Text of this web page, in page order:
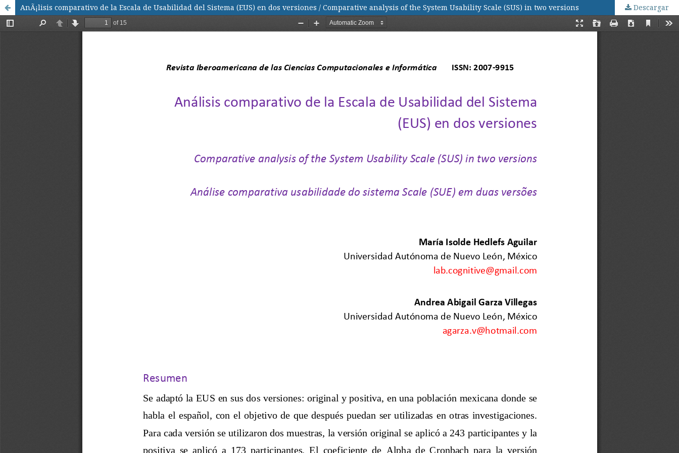
AnÃ¡lisis comparativo de la Escala de Usabilidad del Sistema (EUS) en dos versiones / Comparative analysis of the System Usability Scale (SUS) in two versions Descargar